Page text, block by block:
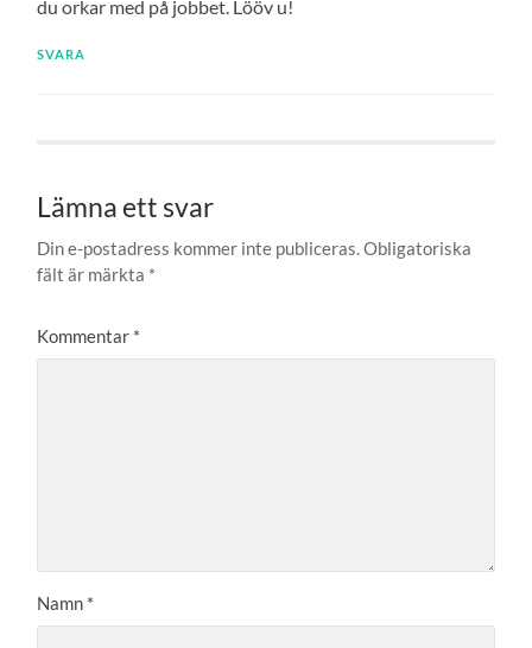
du orkar med på jobbet. Lööv u!
SVARA
Lämna ett svar
Din e-postadress kommer inte publiceras.Obligatoriska
fält är märkta *
Kommentar *
Namn *